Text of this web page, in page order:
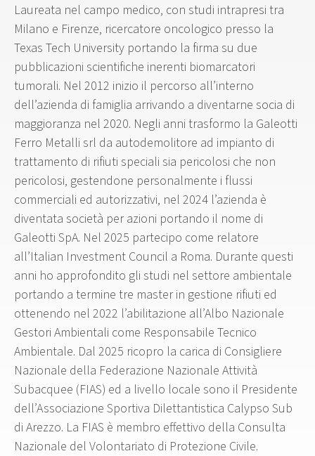
Laureata nel campo medico, con studi intrapresi tra
Milano e Firenze, ricercatore oncologico presso la
Texas Tech University portando la firma su due
pubblicazioni scientifiche inerenti biomarcatori
tumorali. Nel 2012 inizio il percorso all’interno
dell’azienda di famiglia arrivando a diventarne socia di
maggioranza nel 2020. Negli anni trasformo la Galeotti
Ferro Metalli srl da autodemolitore ad impianto di
trattamento di rifiuti speciali sia pericolosi che non
pericolosi, gestendone personalmente i flussi
commerciali ed autorizzativi, nel 2024 l’azienda è
diventata società per azioni portando il nome di
Galeotti SpA. Nel 2025 partecipo come relatore
all’Italian Investment Council a Roma. Durante questi
anni ho approfondito gli studi nel settore ambientale
portando a termine tre master in gestione rifiuti ed
ottenendo nel 2022 l’abilitazione all’Albo Nazionale
Gestori Ambientali come Responsabile Tecnico
Ambientale. Dal 2025 ricopro la carica di Consigliere
Nazionale della Federazione Nazionale Attività
Subacquee (FIAS) ed a livello locale sono il Presidente
dell’Associazione Sportiva Dilettantistica Calypso Sub
di Arezzo. La FIAS è membro effettivo della Consulta
Nazionale del Volontariato di Protezione Civile.